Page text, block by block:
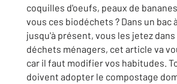
coquilles d'oeufs, peaux de
vous ces biodéchets ? Dans un bac
jusqu'à présent, vous les jetez
déchets ménagers, cet article va
car il faut modifier vos habitudes.
doivent adopter le compostage